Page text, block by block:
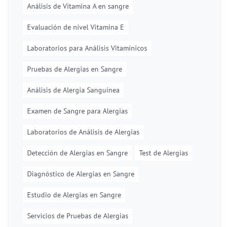
Análisis de Vitamina A en sangre
Evaluación de nivel Vitamina E
Laboratorios para Análisis Vitamínicos
Pruebas de Alergias en Sangre
Análisis de Alergia Sanguínea
Examen de Sangre para Alergias
Laboratorios de Análisis de Alergias
Detección de Alergias en Sangre Test de Alergias
Diagnóstico de Alergias en Sangre
Estudio de Alergias en Sangre
Servicios de Pruebas de Alergias